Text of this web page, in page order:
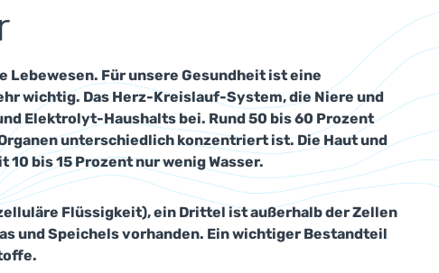
Lebewesen. Für unsere Gesundheit ist eine
wichtig. Das Herz-Kreislauf-System, die Niere und
Elektrolyt-Haushalts bei. Rund 50 bis 60 Prozent
unterschiedlich konzentriert ist. Die Haut und
bis 15 Prozent nur wenig Wasser.
Flüssigkeit), ein Drittel ist außerhalb der Zellen
und Speichels vorhanden. Ein wichtiger Bestandteil